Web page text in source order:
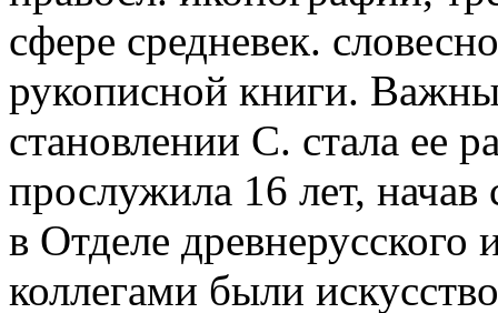
сфере средневек.
рукописной книги.
становлении С. стала ее
прослужила 16 лет,
в Отделе древнерусского
коллегами были